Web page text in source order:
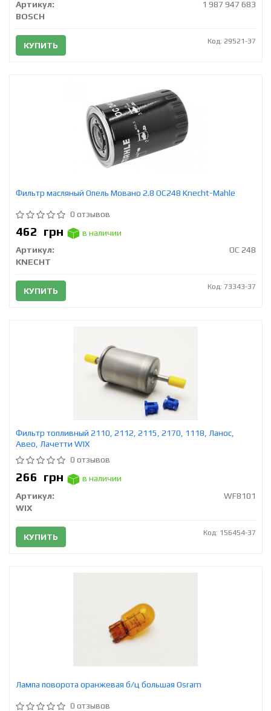
Артикул:
1 987 947 683
BOSCH
КУПИТЬ Код: 29521-37
Фильтр масляный Опель Мовано 2.8 OC248 Knecht-Mahle
0 отзывов
462 грн
в наличии
Артикул:
OC 248
KNECHT
КУПИТЬ Код: 73343-37
Фильтр топливный 2110, 2112, 2115, 2170, 1118, Ланос,
Авео, Лачетти WIX
0 отзывов
266 грн
в наличии
Артикул:
WF8101
WIX
КУПИТЬ Код: 156454-37
Лампа поворота оранжевая б/ц большая Osram
0 отзывов